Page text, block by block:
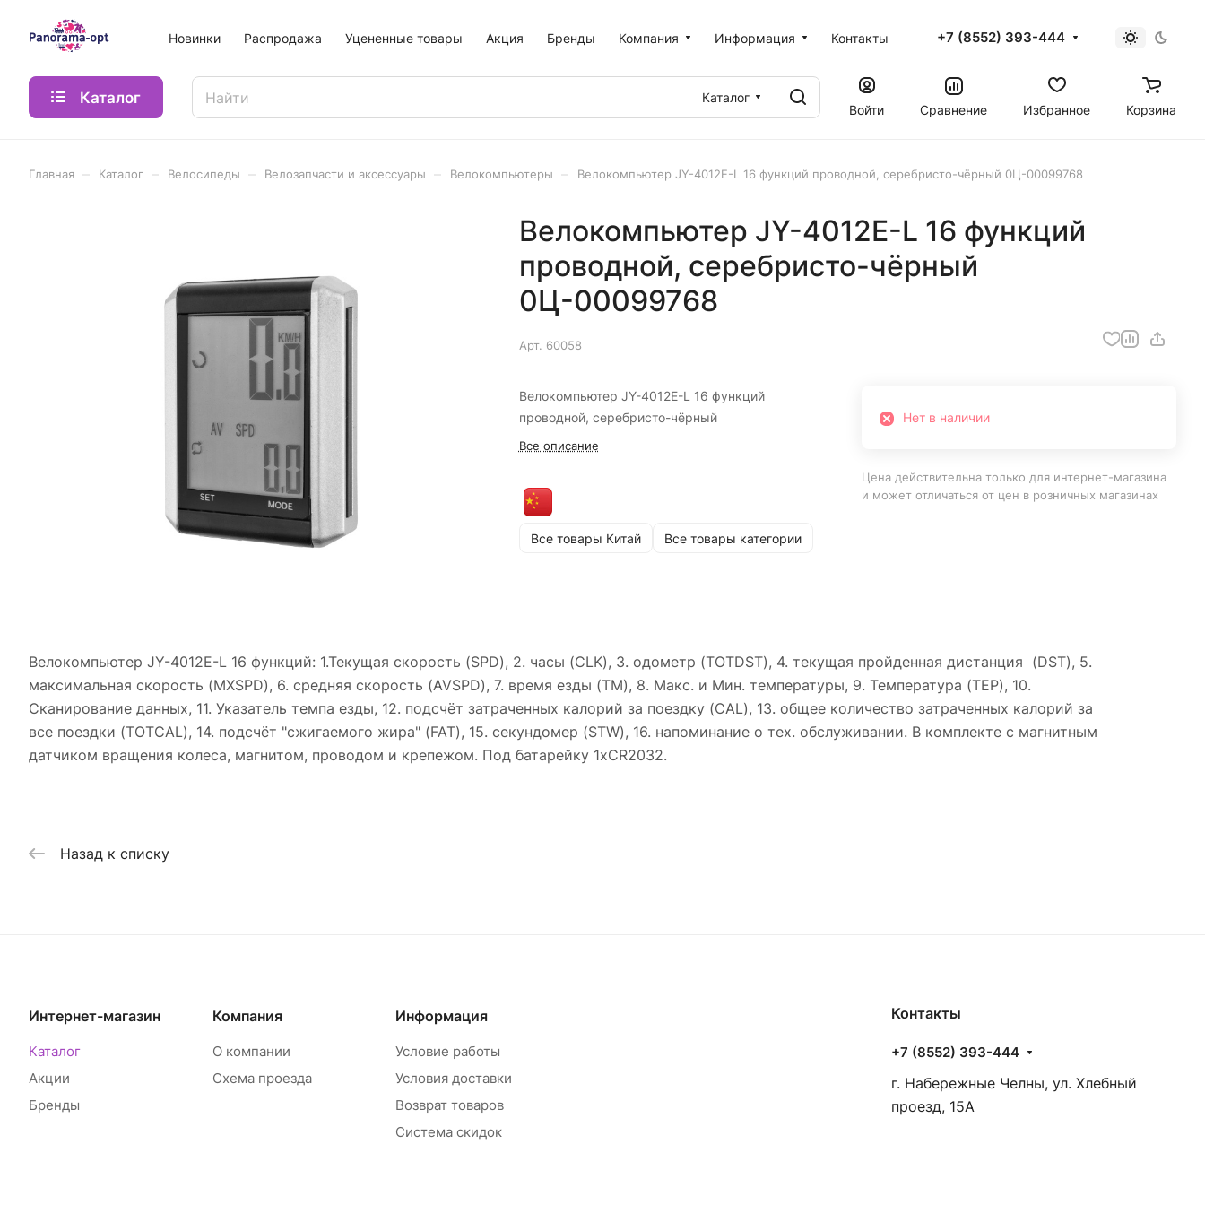
Новинки Распродажа Уцененные товары Акция Бренды Компания Информация Контакты +7 (8552) 393-444
Каталог
Каталог
Войти
Сравнение Избранное Корзина
Главная Каталог Велосипеды Велозапчасти и аксессуары Велокомпьютеры Велокомпьютер JY-4012E-L 16 функций проводной, серебристо-чёрный 0Ц-00099768
Велокомпьютер JY-4012E-L 16 функций
проводной, серебристо-чёрный
0Ц-00099768
Арт. 60058
Велокомпьютер JY-4012E-L 16 функций
проводной, серебристо-чёрный
Все описание
Все товары Китай Все товары категории
Нет в наличии
Цена действительна только для интернет-магазина
и может отличаться от цен в розничных магазинах
Велокомпьютер JY-4012E-L 16 функций: 1.Текущая скорость (SPD), 2. часы (CLK), 3. одометр (TOTDST), 4. текущая пройденная дистанция (DST), 5.
максимальная скорость (MXSPD), 6. средняя скорость (AVSPD), 7. время езды (TM), 8. Макс. и Мин. температуры, 9. Температура (TEP), 10.
Сканирование данных, 11. Указатель темпа езды, 12. подсчёт затраченных калорий за поездку (CAL), 13. общее количество затраченных калорий за
все поездки (TOTCAL), 14. подсчёт "сжигаемого жира" (FAT), 15. секундомер (STW), 16. напоминание о тех. обслуживании. В комплекте с магнитным
датчиком вращения колеса, магнитом, проводом и крепежом. Под батарейку 1xCR2032.
Назад к списку
Интернет-магазин
Каталог
Акции
Бренды
Компания
О компании
Схема проезда
Информация
Условие работы
Условия доставки
Возврат товаров
Система скидок
Контакты
+7 (8552) 393-444
г. Набережные Челны, ул. Хлебный
проезд, 15А